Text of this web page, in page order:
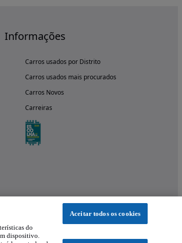
Informações
Carros usados por Distrito
Carros usados mais procurados
Carros Novos
Carreiras
do
dispositivo.
Aceitar todos os cookies